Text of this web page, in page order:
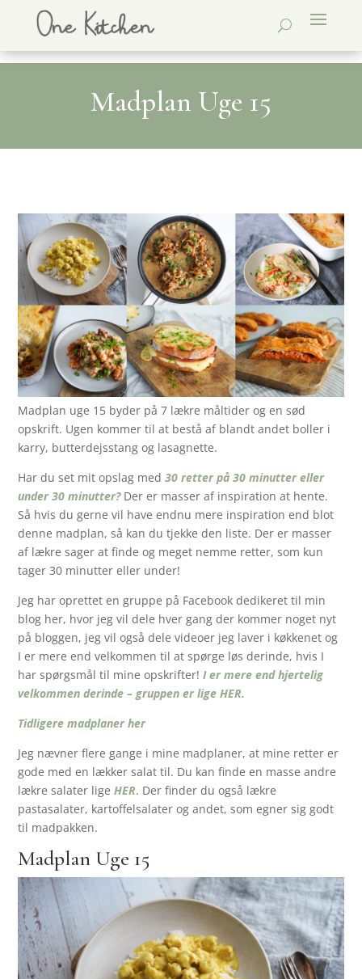
Madplan Uge 15
Madplan uge 15 byder på 7 lækre måltider og en sød
opskrift. Ugen kommer til at bestå af blandt andet boller i
karry, butterdejsstang og lasagnette.
Har du set mit opslag med30 retter på 30 minutter eller
under 30 minutter? Der er masser af inspiration at hente.
Så hvis du gerne vil have endnu mere inspiration end blot
denne madplan, så kan du tjekke den liste. Der er masser
af lækre sager at finde og meget nemme retter, som kun
tager 30 minutter eller under!
Jeg har oprettet en gruppe på Facebook dedikeret til min
blog her, hvor jeg vil dele hver gang der kommer noget nyt
på bloggen, jeg vil også dele videoer jeg laver i køkkenet og
I er mere end velkommen til at spørge løs derinde, hvis I
har spørgsmål til mine opskrifter!I er mere end hjertelig
velkommen derinde – gruppen er lige HER.
Tidligere madplaner her
Jeg nævner flere gange i mine madplaner, at mine retter er
gode med en lækker salat til. Du kan finde en masse andre
lækre salater ligeHER. Der finder du også lækre
pastasalater, kartoffelsalater og andet, som egner sig godt
til madpakken.
Madplan Uge 15